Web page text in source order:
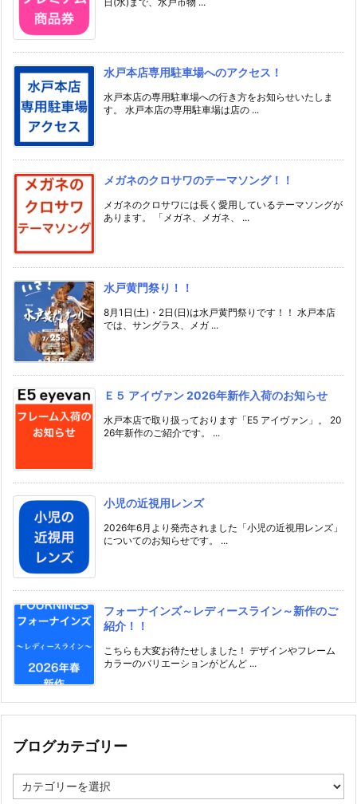
水戸本店専用駐車場へのアクセス！
水戸本店の専用駐車場への行き方をお知らせいたしま
す。 水戸本店の専用駐車場は店の ...
メガネのクロサワのテーマソング！！
メガネのクロサワには長く愛用しているテーマソングが
あります。 「メガネ、メガネ、 ...
水戸黄門祭り！！
8月1日(土)・2日(日)は水戸黄門祭りです！！ 水戸本店
では、サングラス、メガ ...
Ｅ５ アイヴァン 2026年新作入荷のお知らせ
水戸本店で取り扱っております「E5 アイヴァン」。 20
26年新作のご紹介です。 ...
小児の近視用レンズ
2026年6月より発売されました「小児の近視用レンズ」
についてのお知らせです。 ...
フォーナインズ～レディースライン～新作のご
紹介！！
こちらも大変お待たせしました！ デザインやフレーム
カラーのバリエーションがどんど ...
ブログカテゴリー
ロ